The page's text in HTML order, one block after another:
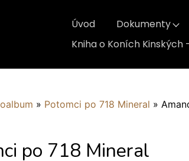
Úvod Dokumenty
Kniha o Koních Kinských
» Potomci po 718 Mineral »
po 718 Mineral